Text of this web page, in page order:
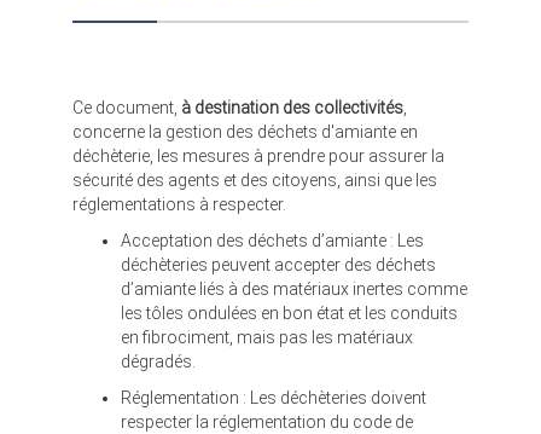
Ce document, à destination des collectivités
concerne la gestion des déchets d'amiante en
déchèterie, les mesures à prendre pour assurer la
sécurité des agents et des citoyens, ainsi que les
réglementations à respecter.
Acceptation des déchets d’amiante : Les
déchèteries peuvent accepter des déchets
d’amiante liés à des matériaux inertes comme
les tôles ondulées en bon état et les conduits
en fibrociment, mais pas les matériaux
dégradés.
Réglementation : Les déchèteries doivent
respecter la réglementation du code de